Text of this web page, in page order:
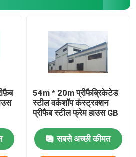
54m * 20m प्रीफैब्रिकेटेड
स्टील वर्कशॉप कंस्ट्रक्शन
प्रीफैब स्टील फ्रेम हाउस GB
सबसे अच्छी कीमत